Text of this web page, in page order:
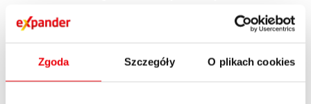
Zgoda Szczegóły O plikach cookies
3-osobowego – 450 tys. zł,
5-osobowego lub większego – 600 tys. zł.